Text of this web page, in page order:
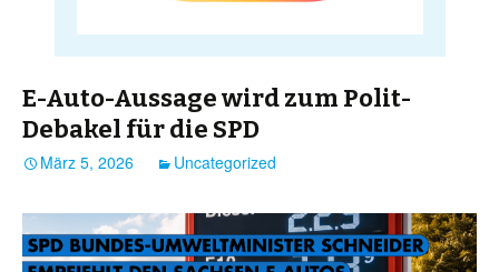
E-Auto-Aussage wird zum Polit-
Debakel für die SPD
März 5, 2026 Uncategorized